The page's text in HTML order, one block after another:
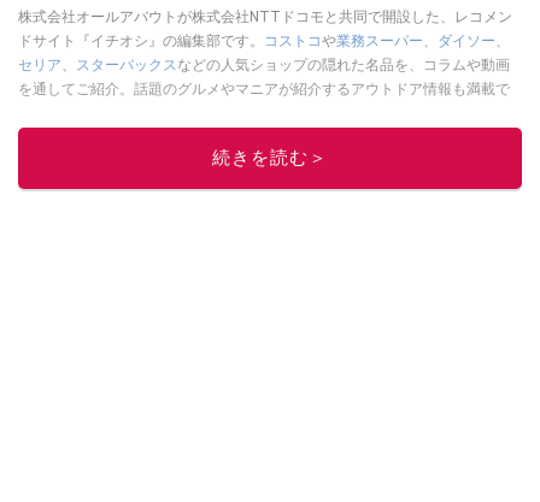
株式会社オールアバウトが株式会社NTTドコモと共同で開設した、レコメン
ドサイト『イチオシ』の編集部です。
コストコや業務スーパー、 ダイソー、
セリア、 スターバックスなどの人気ショップの隠れた名品を、コラムや動画
を通してご紹介。話題のグルメやマニアが紹介するアウトドア情報も満載で
レビューしています。毎日トレンド情報をお届けしているので、ぜひ
してください！続きを読む＞